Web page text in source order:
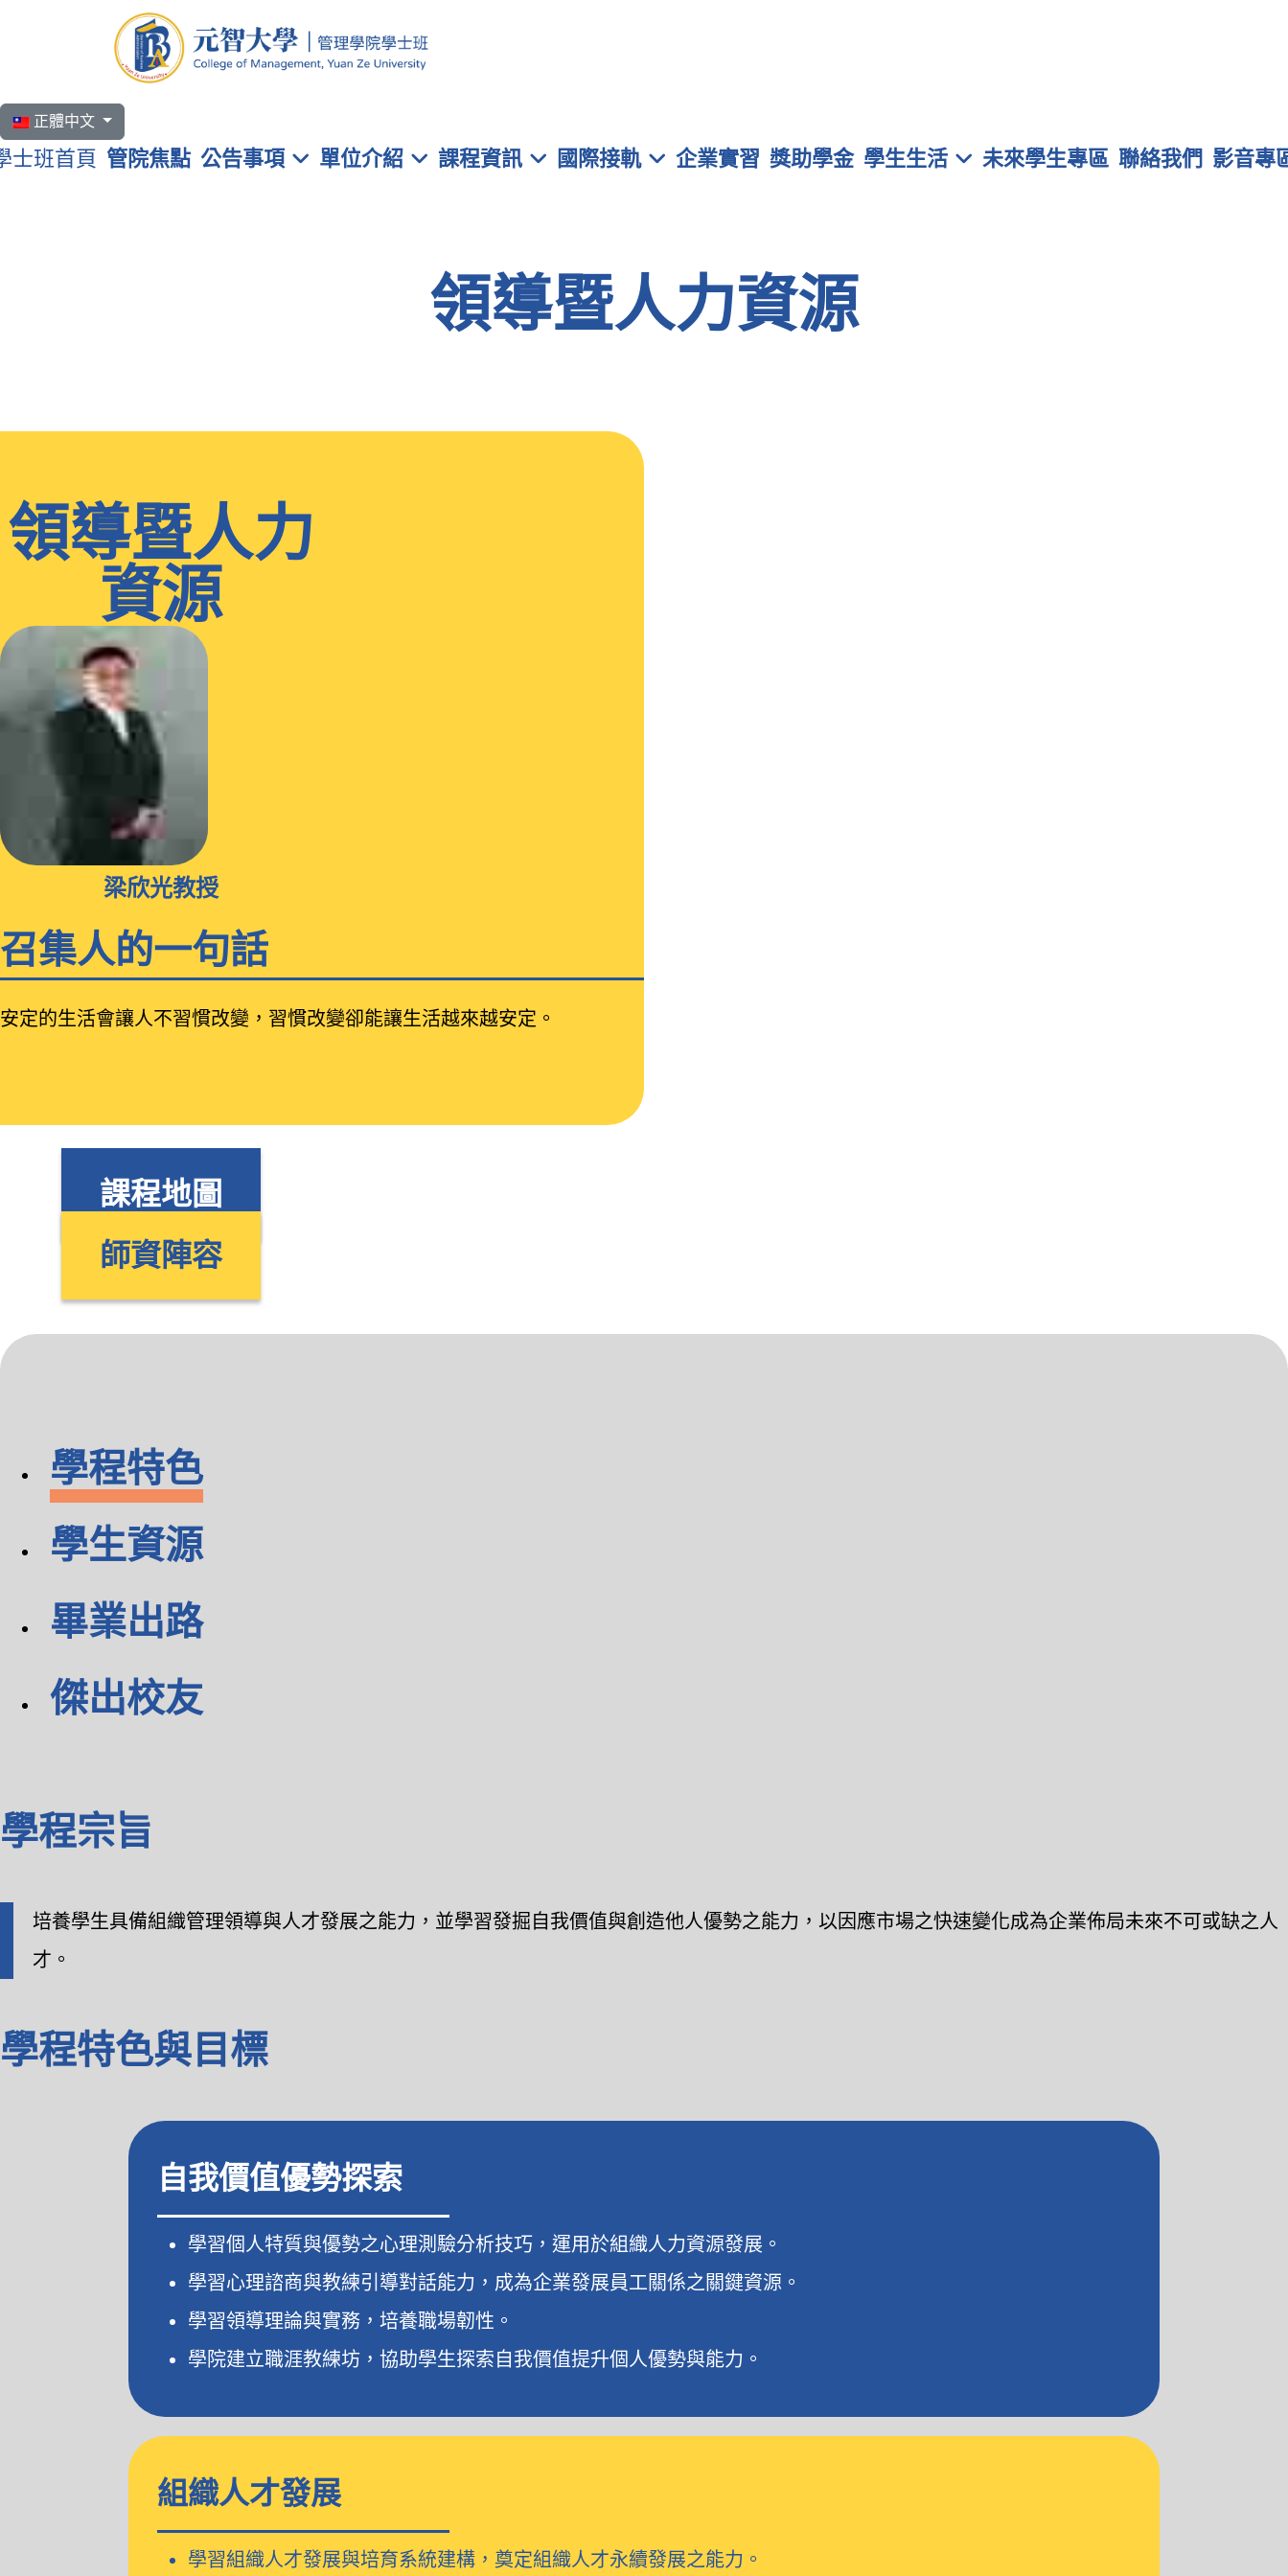
選擇你的語言
正體中文
士班首頁 管院焦點 公告事項 單位介紹 課程資訊 國際接軌 企業實習 獎助學金 學生生活 未來學生專區 聯絡我們 影音專
領導暨人力資源
領導暨人力
資源
梁欣光教授
召集人的一句話
安定的生活會讓人不習慣改變，習慣改變卻能讓生活越來越安定。
課程地圖
師資陣容
學程特色
學生資源
畢業出路
傑出校友
學程宗旨
培養學生具備組織管理領導與人才發展之能力，並學習發掘自我價值與創造他人優勢之能力，以因應市場之快速變化成為企業佈局未來不可或缺之人
才。
學程特色與目標
自我價值優勢探索
學習個人特質與優勢之心理測驗分析技巧，運用於組織人力資源發展。
學習心理諮商與教練引導對話能力，成為企業發展員工關係之關鍵資源。
學習領導理論與實務，培養職場韌性。
學院建立職涯教練坊，協助學生探索自我價值提升個人優勢與能力。
組織人才發展
學習組織人才發展與培育系統建構，奠定組織人才永續發展之能力。